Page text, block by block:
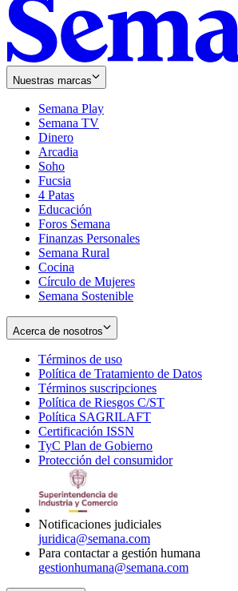
Nuestras marcas
Semana Play
Semana TV
Dinero
Arcadia
Soho
in
new
window
Fucsia
in
new
window
4 Patas
Educación
Foros Semana
Finanzas Personales
Semana Rural
Cocina
Círculo de Mujeres
Semana Sostenible
Acerca de nosotros
Términos de uso
in
new
window
Política de Tratamiento de Datos
Términos suscripciones
in
Política de Riesgos C/ST
Política SAGRILAFT
new
window
Certificación ISSN
in
new
TyC Plan de Gobierno
in
Protección del consumidorOpens
Notificaciones judiciales
juridica@semana.com
Para contactar a gestión humana
gestionhumana@semana.com